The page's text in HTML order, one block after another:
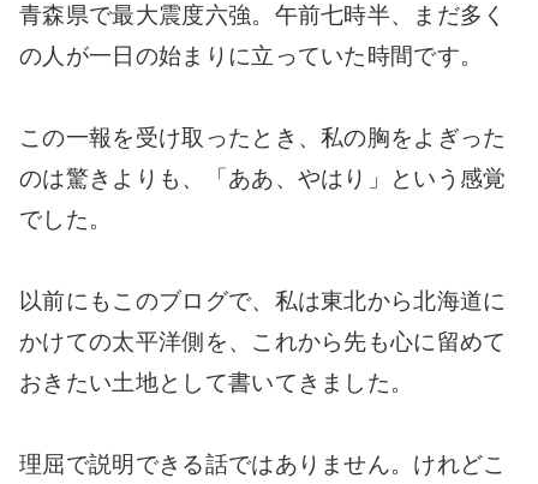
青森県で最大震度六強。午前七時半、まだ多く
の人が一日の始まりに立っていた時間です。
この一報を受け取ったとき、私の胸をよぎった
のは驚きよりも、「ああ、やはり」という感覚
でした。
以前にもこのブログで、私は東北から北海道に
かけての太平洋側を、これから先も心に留めて
おきたい土地として書いてきました。
理屈で説明できる話ではありません。けれどこ